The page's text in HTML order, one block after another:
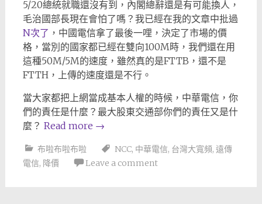
5/20總統就職還沒有到，內閣總辭還是有可能換人，
毛治國部長現在會怕了嗎？我已經在我的文章中批過
N次了 ，中國電信拿了最後一哩，決定了市場的價
格，當別的國家都已經在雙向100M時，我們還在用
這種50M/5M的速度，雖然真的是FTTB，還不是
FTTH，上傳的速度還是不行。
當大家都把上網當成基本人權的時候，中華電信，你
們的責任是什麼？最大股東交通部你們的責任又是什
麼？ Read more →
布啦布啦布啦 NCC, 中華電信, 台灣大寬頻, 遠傳
電信, 降價 Leave a comment